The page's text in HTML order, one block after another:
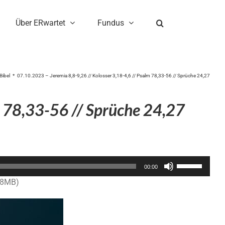
Über ERwartet Fundus
07.10.2023 – Jeremia 8,8-9,26 // Kolosser 3,18-4,6 // Psalm 78,33-56 // Sprüche 24,27
56 // Sprüche 24,27
00:00